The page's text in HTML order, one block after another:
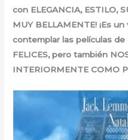
con ELEGANCIA, ESTILO,
MUY BELLAMENTE! ¡Es
contemplar las películas de
FELICES, pero también
INTERIORMENTE COMO